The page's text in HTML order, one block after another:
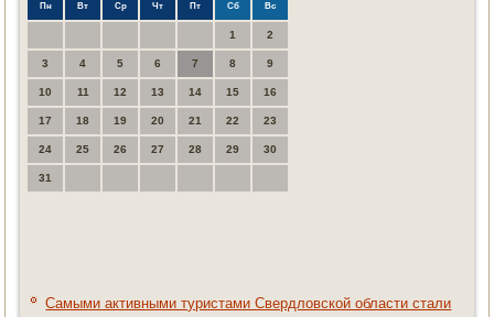
Пн Вт Ср Чт Пт Сб Вс
1 2
3 4 5 6 7 8 9
10 11 12 13 14 15 16
17 18 19 20 21 22 23
24 25 26 27 28 29 30
31
Самыми активными туристами Свердловской области стали